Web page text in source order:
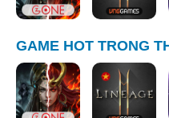
GAME HOT TRONG